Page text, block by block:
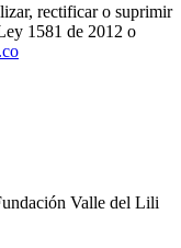
rectificar o suprimir
1581 de 2012 o
Valle del Lili